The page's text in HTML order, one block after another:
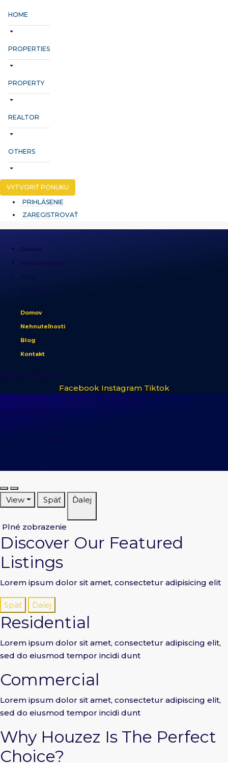
HOME
PROPERTIES
PROPERTY
REALTOR
OTHERS
VYTVORIŤ PONUKU
PRIHLÁSENIE
ZAREGISTROVAŤ
Domov
Nehnuteľnosti
Blog
Kontakt
Facebook Instagram Tiktok
0949 428 547​
View Späť Ďalej
Plné zobrazenie
Discover Our Featured
Listings
Lorem ipsum dolor sit amet, consectetur adipisicing elit
Späť Ďalej
Residential
Lorem ipsum dolor sit amet, consectetur adipiscing elit,
sed do eiusmod tempor incidi dunt
Commercial
Lorem ipsum dolor sit amet, consectetur adipiscing elit,
sed do eiusmod tempor incidi dunt
Why Houzez Is The Perfect
Choice?